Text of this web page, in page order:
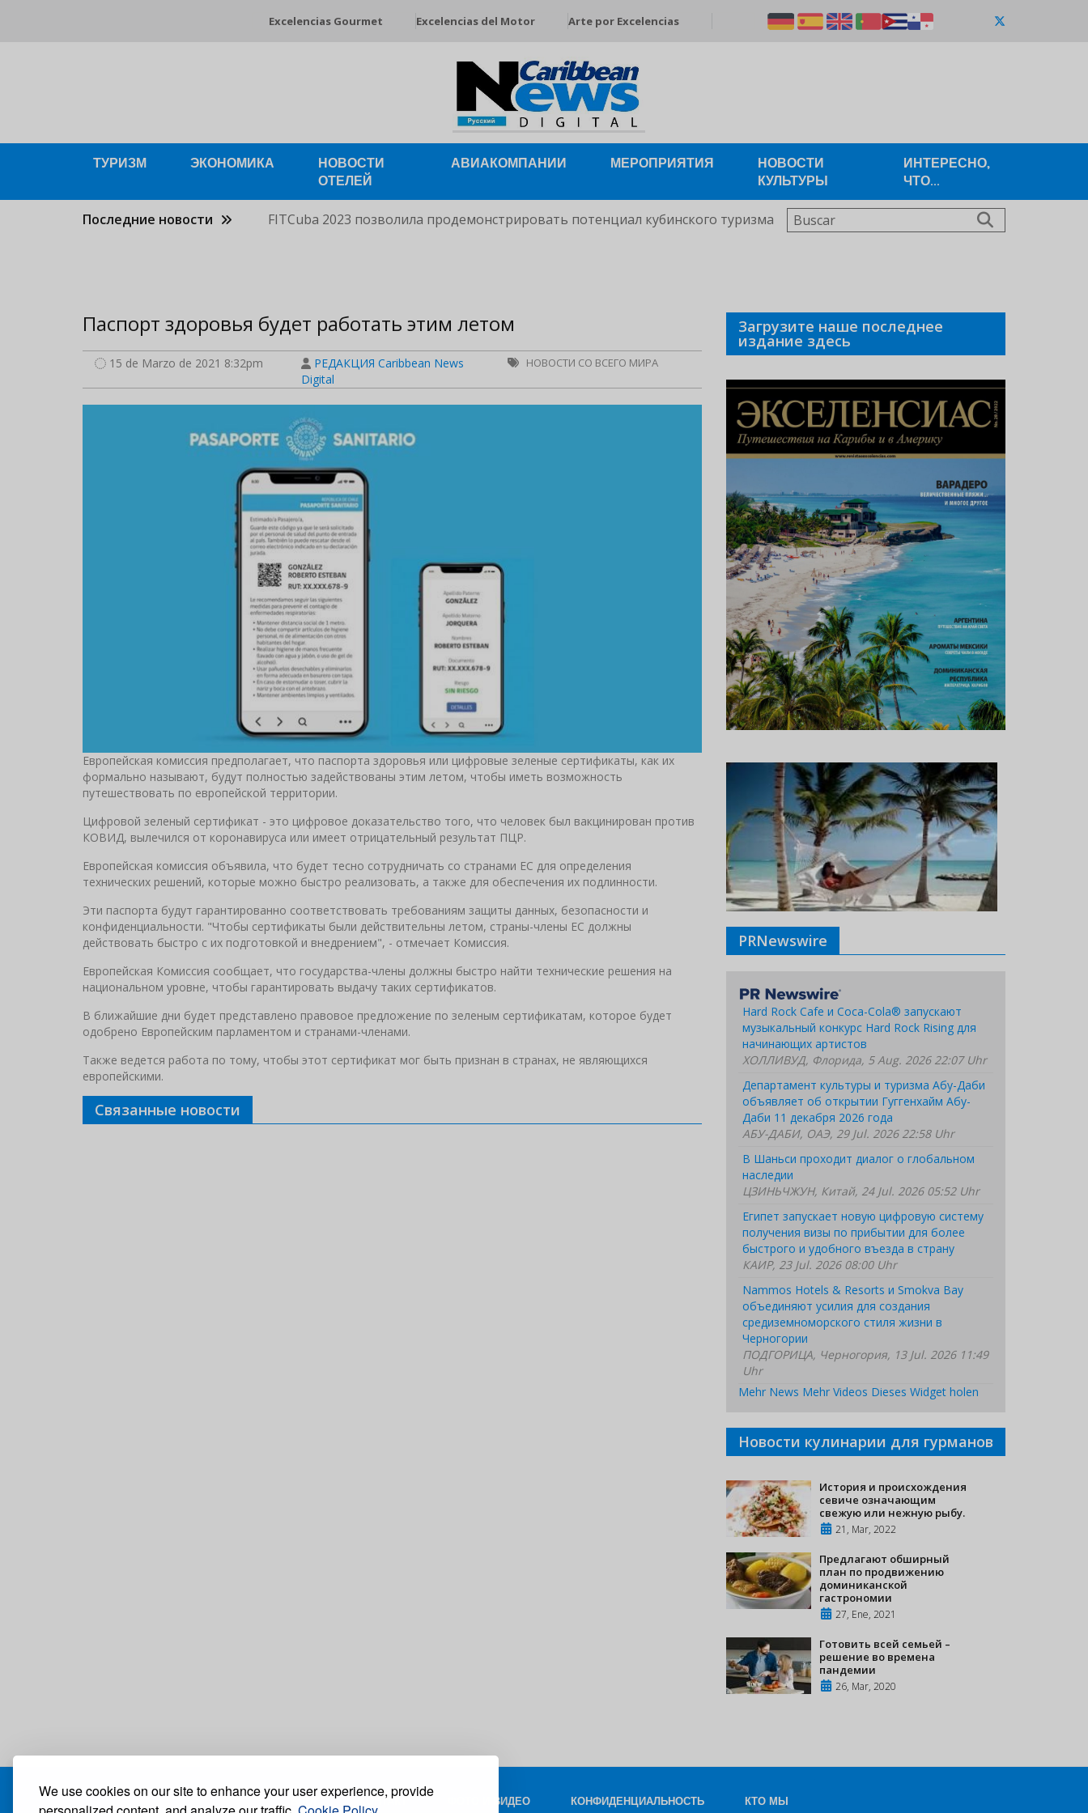
We use cookies on our site to enhance your user experience, provide
Excelencias Gourmet Excelencias del Motor Arte por Excelencias
ТУРИЗМ ЭКОНОМИКА
НОВОСТИ
ОТЕЛЕЙ
АВИАКОМПАНИИ МЕРОПРИЯТИЯ
НОВОСТИ
КУЛЬТУРЫ
ИНТЕРЕСНО,
ЧТО...
Последние новости FITCuba 2023 позволила продемонстрировать потенциал кубинского туризма Buscar
Паспорт здоровья будет работать этим летом
15 de Marzo de 2021 8:32pm
РЕДАКЦИЯ Caribbean News
Digital
НОВОСТИ СО ВСЕГО МИРА
Европейская комиссия предполагает, что паспорта здоровья или цифровые зеленые сертификаты, как их
формально называют, будут полностью задействованы этим летом, чтобы иметь возможность
путешествовать по европейской территории.
Цифровой зеленый сертификат - это цифровое доказательство того, что человек был вакцинирован против
КОВИД, вылечился от коронавируса или имеет отрицательный результат ПЦР.
Европейская комиссия объявила, что будет тесно сотрудничать со странами ЕС для определения
технических решений, которые можно быстро реализовать, а также для обеспечения их подлинности.
Эти паспорта будут гарантированно соответствовать требованиям защиты данных, безопасности и
конфиденциальности. "Чтобы сертификаты были действительны летом, страны-члены ЕС должны
действовать быстро с их подготовкой и внедрением", - отмечает Комиссия.
Европейская Комиссия сообщает, что государства-члены должны быстро найти технические решения на
национальном уровне, чтобы гарантировать выдачу таких сертификатов.
В ближайшие дни будет представлено правовое предложение по зеленым сертификатам, которое будет
одобрено Европейским парламентом и странами-членами.
Также ведется работа по тому, чтобы этот сертификат мог быть признан в странах, не являющихся
европейскими.
Связанные новости
Загрузите наше последнее
издание здесь
PRNewswire
Hard Rock Cafe и Coca-Cola® запускают
музыкальный конкурс Hard Rock Rising для
начинающих артистов
ХОЛЛИВУД, Флорида, 5 Aug. 2026 22:07 Uhr
Департамент культуры и туризма Абу-Даби
объявляет об открытии Гуггенхайм Абу-
Даби 11 декабря 2026 года
АБУ-ДАБИ, ОАЭ, 29 Jul. 2026 22:58 Uhr
В Шаньси проходит диалог о глобальном
наследии
ЦЗИНЬЧЖУН, Китай, 24 Jul. 2026 05:52 Uhr
Египет запускает новую цифровую систему
получения визы по прибытии для более
быстрого и удобного въезда в страну
КАИР, 23 Jul. 2026 08:00 Uhr
Nammos Hotels & Resorts и Smokva Bay
объединяют усилия для создания
средиземноморского стиля жизни в
Черногории
ПОДГОРИЦА, Черногория, 13 Jul. 2026 11:49
Uhr
Mehr News Mehr Videos Dieses Widget holen
Новости кулинарии для гурманов
История и происхождения
севиче означающим
свежую или нежную рыбу.
21, Mar, 2022
Предлагают обширный
план по продвижению
доминиканской
гастрономии
27, Ene, 2021
Готовить всей семьей –
решение во времена
пандемии
26, Mar, 2020
КОНТАКТ ФОТО И ВИДЕО КОНФИДЕНЦИАЛЬНОСТЬ КТО МЫ